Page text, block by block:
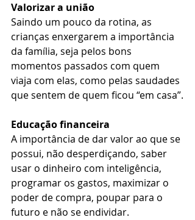
Valorizar a união
Saindo um pouco da rotina, as
crianças enxergarem a importância
da família, seja pelos bons
momentos passados com quem
viaja com elas, como pelas saudades
que sentem de quem ficou “em casa”.
Educação financeira
A importância de dar valor ao que se
possui, não desperdiçando, saber
usar o dinheiro com inteligência,
programar os gastos, maximizar o
poder de compra, poupar para o
futuro e não se endividar.